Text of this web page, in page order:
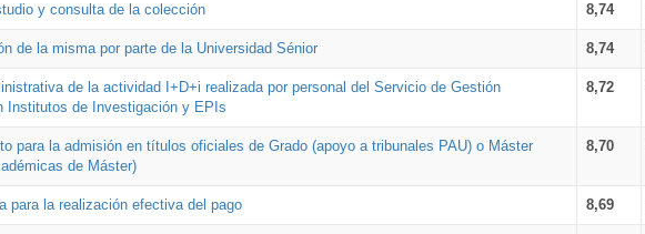
y consulta de la colección 8,74
de la misma por parte de la Universidad Sénior 8,74
de la actividad I+D+i realizada por personal del Servicio de Gestión
Institutos de Investigación y EPIs
8,72
para la admisión en títulos oficiales de Grado (apoyo a tribunales PAU) o Máster
de Máster)
8,70
para la realización efectiva del pago 8,69